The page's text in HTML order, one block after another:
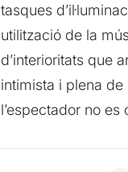
tasques
utilització de la
d’interioritats que
intimista i plena
l’espectador no